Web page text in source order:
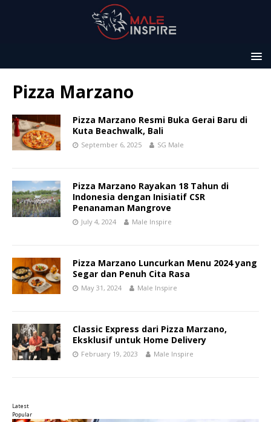
Pizza Marzano
Pizza Marzano Resmi Buka Gerai Baru di
Kuta Beachwalk, Bali
September 6, 2025 SG Male
Pizza Marzano Rayakan 18 Tahun di
Indonesia dengan Inisiatif CSR
Penanaman Mangrove
July 4, 2024 Male Inspire
Pizza Marzano Luncurkan Menu 2024 yang
Segar dan Penuh Cita Rasa
May 31, 2024 Male Inspire
Classic Express dari Pizza Marzano,
Eksklusif untuk Home Delivery
February 19, 2023 Male Inspire
Latest
Popular